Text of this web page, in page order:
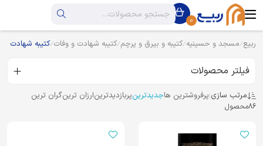
0
ربیع مسجد و حسینیه کتیبه و بیرق و پرچم کتیبه شهادت و وفات کتیبه شهادت
فیلتر محصولات
مرتب سازی:پرفروشترین هاجدیدترینپربازدیدترینارزان ترینگران ترین
86محصول